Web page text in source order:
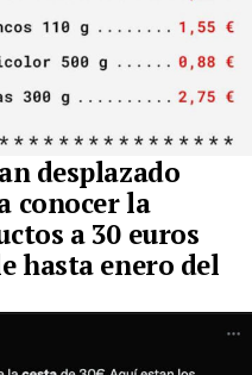
desplazado
conocer la
a 30 euros
hasta enero del